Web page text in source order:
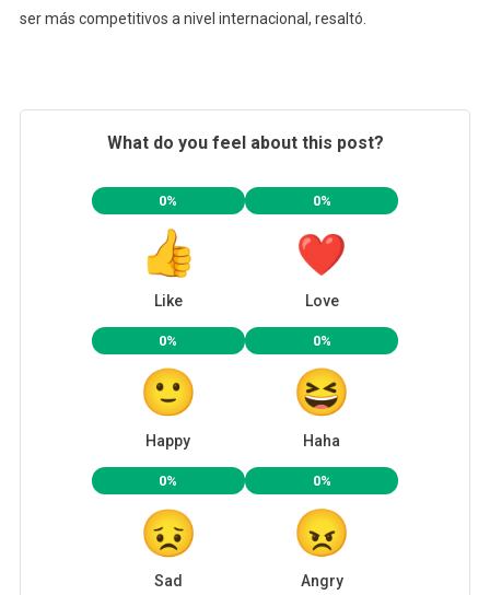
ser más competitivos a nivel internacional, resaltó.
What do you feel about this post?
0%
Like
0%
Love
0%
Happy
0%
Haha
0%
Sad
0%
Angry